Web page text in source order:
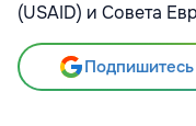
(USAID) и Совета